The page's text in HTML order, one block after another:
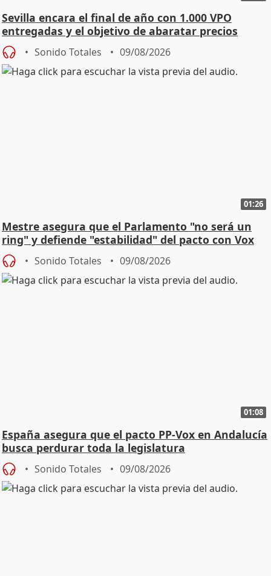
Sevilla encara el final de año con 1.000 VPO
entregadas y el objetivo de abaratar precios
Sonido Totales 09/08/2026
01:26
Mestre asegura que el Parlamento "no será un
ring" y defiende "estabilidad" del pacto con Vox
Sonido Totales 09/08/2026
01:08
España asegura que el pacto PP-Vox en Andalucía
busca perdurar toda la legislatura
Sonido Totales 09/08/2026